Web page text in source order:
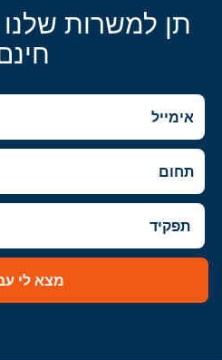
תן למשרות
מצא לי